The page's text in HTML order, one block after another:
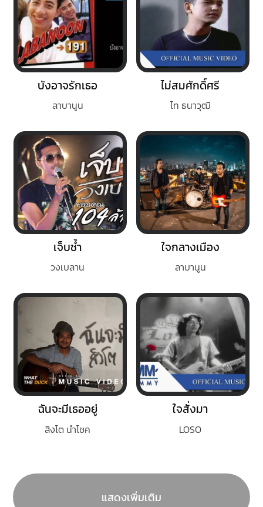
บังอาจรักเธอ
ลาบานูน
ไม่สมศักดิ์ศรี
ไท ธนาวุฒิ
เจ็บช้ำ
วงเบลาน
ใจกลางเมือง
ลาบานูน
ฉันจะมีเธออยู่
สิงโต นำโชค
ใจสั่งมา
LOSO
แสดงเพิ่มเติม